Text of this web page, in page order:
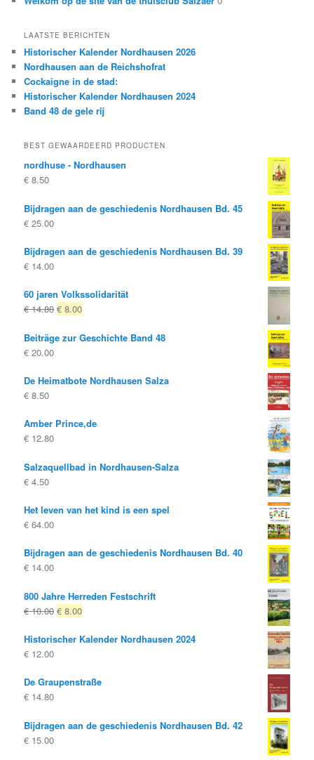
LAATSTE BERICHTEN
Historischer Kalender Nordhausen 2026
Nordhausen aan de Reichshofrat
Cockaigne in de stad:
Historischer Kalender Nordhausen 2024
Band 48 de gele rij
BEST GEWAARDEERD PRODUCTEN
nordhuse - Nordhausen
€ 8.50
Bijdragen aan de geschiedenis Nordhausen Bd. 45
€ 25.00
Bijdragen aan de geschiedenis Nordhausen Bd. 39
€ 14.00
60 jaren Volkssolidarität
€14.80 Oorspronkelijke
was:
€ 8.00Huidige
is:
Beiträge zur Geschichte Band 48
€ 20.00
De Heimatbote Nordhausen Salza
€ 8.50
Amber Prince,de
€ 12.80
Salzaquellbad in Nordhausen-Salza
€ 4.50
Het leven van het kind is een spel
€ 64.00
Bijdragen aan de geschiedenis Nordhausen Bd. 40
€ 14.00
800 Jahre Herreden Festschrift
€10.00 Oorspronkelijke
was:
€ 8.00Huidige
is:
Historischer Kalender Nordhausen 2024
€ 12.00
De Graupenstraße
€ 14.80
Bijdragen aan de geschiedenis Nordhausen Bd. 42
€ 15.00